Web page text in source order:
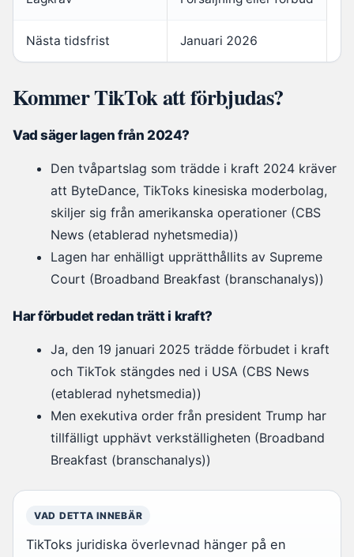
Nästa tidsfrist Januari 2026
Kommer TikTok att förbjudas?
Vad säger lagen från 2024?
Den tvåpartslag som trädde i kraft 2024 kräver
att ByteDance, TikToks kinesiska moderbolag,
skiljer sig från amerikanska operationer (CBS
News (etablerad nyhetsmedia))
Lagen har enhälligt upprätthållits av Supreme
Court (Broadband Breakfast (branschanalys))
Har förbudet redan trätt i kraft?
Ja, den 19 januari 2025 trädde förbudet i kraft
och TikTok stängdes ned i USA (CBS News
(etablerad nyhetsmedia))
Men exekutiva order från president Trump har
tillfälligt upphävt verkställigheten (Broadband
Breakfast (branschanalys))
VAD DETTA INNEBÄR
TikToks juridiska överlevnad hänger på en